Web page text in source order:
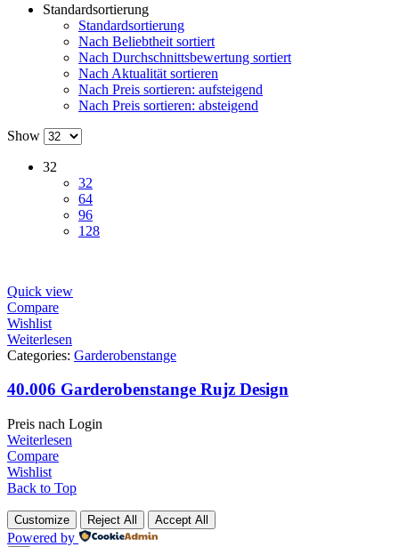
Standardsortierung
Standardsortierung
Nach Beliebtheit sortiert
Nach Durchschnittsbewertung sortiert
Nach Aktualität sortieren
Nach Preis sortieren: aufsteigend
Nach Preis sortieren: absteigend
Show
32
32
64
96
128
Quick view
Compare
Wishlist
Weiterlesen
Categories: Garderobenstange
40.006 Garderobenstange Rujz Design
Preis nach Login
Weiterlesen
Compare
Wishlist
Back to Top
Customize Reject All Accept All
Powered by